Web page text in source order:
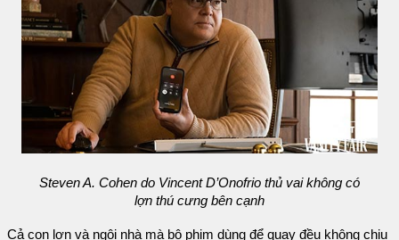
Steven A. Cohen do Vincent D’Onofrio thủ vai không có
lợn thú cưng bên cạnh
Cả con lợn và ngôi nhà mà bộ phim dùng để quay đều không chịu